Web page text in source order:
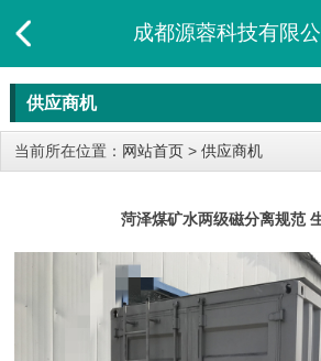
成都源蓉科技有限
供应商机
当前所在位置： 网站首页 > 供应商机
菏泽煤矿水两级磁分离规范